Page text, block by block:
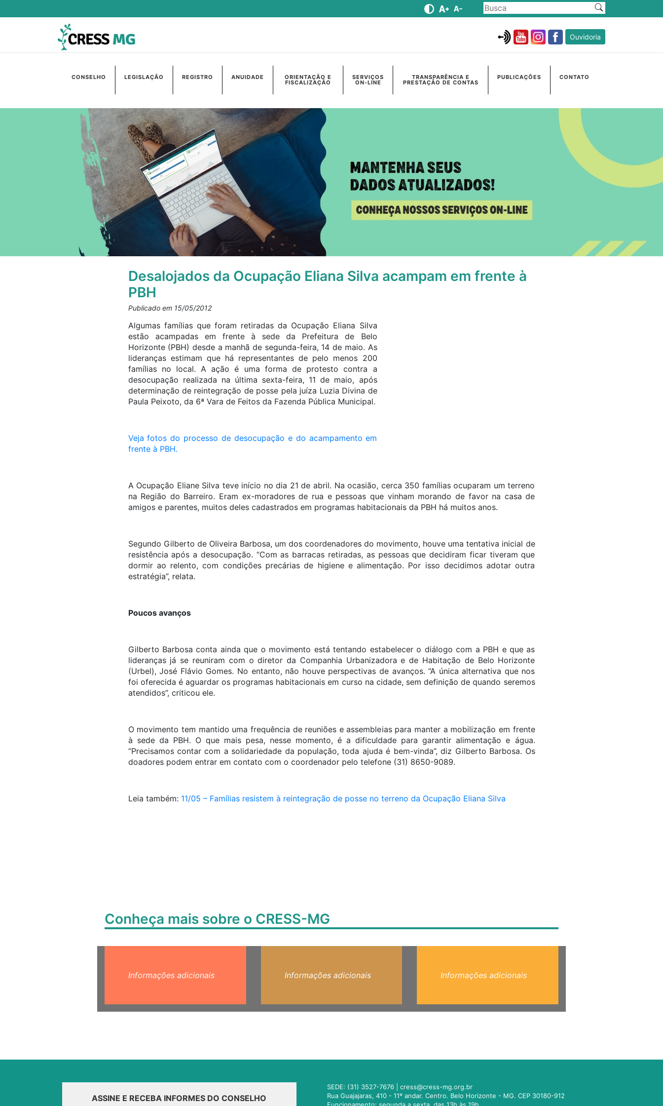
Ouvidoria
CONSELHO LEGISLAÇÃO REGISTRO ANUIDADE ORIENTAÇÃO E
FISCALIZAÇÃO
SERVIÇOS
ON-LINE
TRANSPARÊNCIA E
PRESTAÇÃO DE CONTAS
PUBLICAÇÕES CONTATO
Desalojados da Ocupação Eliana Silva acampam em frente à
PBH
Publicado em 15/05/2012
Algumas famílias que foram retiradas da Ocupação Eliana Silva
estão acampadas em frente à sede da Prefeitura de Belo
Horizonte (PBH) desde a manhã de segunda-feira, 14 de maio. As
lideranças estimam que há representantes de pelo menos 200
famílias no local. A ação é uma forma de protesto contra a
desocupação realizada na última sexta-feira, 11 de maio, após
determinação de reintegração de posse pela juíza Luzia Divina de
Paula Peixoto, da 6ª Vara de Feitos da Fazenda Pública Municipal.
Veja fotos do processo de desocupação e do acampamento em
frente à PBH.
A Ocupação Eliane Silva teve início no dia 21 de abril. Na ocasião, cerca 350 famílias ocuparam um terreno
na Região do Barreiro. Eram ex-moradores de rua e pessoas que vinham morando de favor na casa de
amigos e parentes, muitos deles cadastrados em programas habitacionais da PBH há muitos anos.
Segundo Gilberto de Oliveira Barbosa, um dos coordenadores do movimento, houve uma tentativa inicial de
resistência após a desocupação. “Com as barracas retiradas, as pessoas que decidiram ficar tiveram que
dormir ao relento, com condições precárias de higiene e alimentação. Por isso decidimos adotar outra
estratégia”, relata.
Poucos avanços
Gilberto Barbosa conta ainda que o movimento está tentando estabelecer o diálogo com a PBH e que as
lideranças já se reuniram com o diretor da Companhia Urbanizadora e de Habitação de Belo Horizonte
(Urbel), José Flávio Gomes. No entanto, não houve perspectivas de avanços. “A única alternativa que nos
foi oferecida é aguardar os programas habitacionais em curso na cidade, sem definição de quando seremos
atendidos”, criticou ele.
O movimento tem mantido uma frequência de reuniões e assembleias para manter a mobilização em frente
à sede da PBH. O que mais pesa, nesse momento, é a dificuldade para garantir alimentação e água.
“Precisamos contar com a solidariedade da população, toda ajuda é bem-vinda”, diz Gilberto Barbosa. Os
doadores podem entrar em contato com o coordenador pelo telefone (31) 8650-9089.
Leia também: 11/05 – Famílias resistem à reintegração de posse no terreno da Ocupação Eliana Silva
Conheça mais sobre o CRESS-MG
Informações adicionais Informações adicionais Informações adicionais
ASSINE E RECEBA INFORMES DO CONSELHO
SEDE: (31) 3527-7676 |cress@cress-mg.org.br
Rua Guajajaras, 410 - 11º andar. Centro. Belo Horizonte - MG. CEP 30180-912